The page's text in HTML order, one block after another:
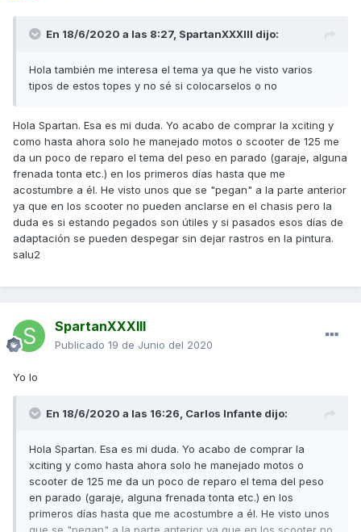
En 18/6/2020 a las 8:27, SpartanXXXIII dijo:
Hola también me interesa el tema ya que he visto varios
tipos de estos topes y no sé si colocarselos o no
Hola Spartan. Esa es mi duda. Yo acabo de comprar la xciting y
como hasta ahora solo he manejado motos o scooter de 125 me
da un poco de reparo el tema del peso en parado (garaje, alguna
frenada tonta etc.) en los primeros días hasta que me
acostumbre a él. He visto unos que se "pegan" a la parte anterior
ya que en los scooter no pueden anclarse en el chasis pero la
duda es si estando pegados son útiles y si pasados esos días de
adaptación se pueden despegar sin dejar rastros en la pintura.
salu2
SpartanXXXIII
Publicado 19 de Junio del 2020
Yo lo
En 18/6/2020 a las 16:26, Carlos Infante dijo:
Hola Spartan. Esa es mi duda. Yo acabo de comprar la
xciting y como hasta ahora solo he manejado motos o
scooter de 125 me da un poco de reparo el tema del peso
en parado (garaje, alguna frenada tonta etc.) en los
primeros días hasta que me acostumbre a él. He visto unos